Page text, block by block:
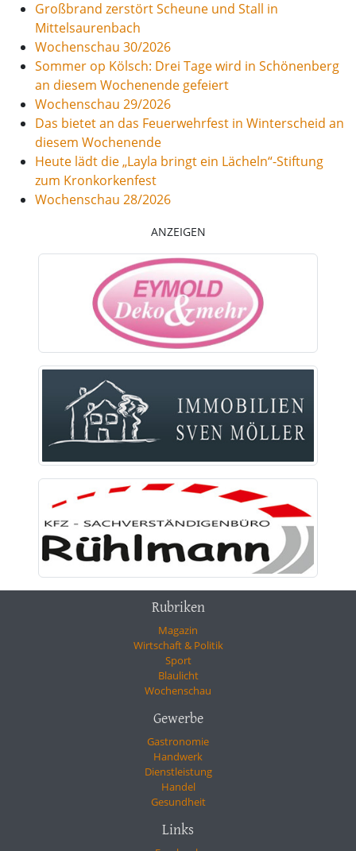
Großbrand zerstört Scheune und Stall in
Mittelsaurenbach
Wochenschau 30/2026
Sommer op Kölsch: Drei Tage wird in Schönenberg
an diesem Wochenende gefeiert
Wochenschau 29/2026
Das bietet an das Feuerwehrfest in Winterscheid an
diesem Wochenende
Heute lädt die „Layla bringt ein Lächeln“-Stiftung
zum Kronkorkenfest
Wochenschau 28/2026
ANZEIGEN
Rubriken
Magazin
Wirtschaft & Politik
Sport
Blaulicht
Wochenschau
Gewerbe
Gastronomie
Handwerk
Dienstleistung
Handel
Gesundheit
Links